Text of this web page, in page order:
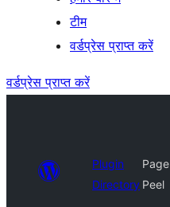
टीम
वर्डप्रेस प्राप्त करें
वर्डप्रेस प्राप्त करें
Plugin
Directory
Page
Peel